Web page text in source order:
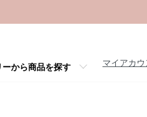
マイアカウ
ーから商品を探す